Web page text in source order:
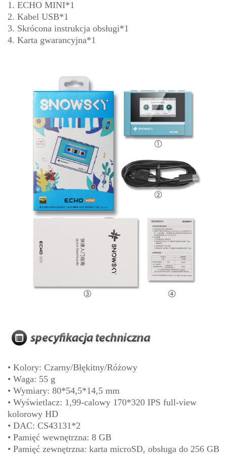
1. ECHO MINI*1
2. Kabel USB*1
3. Skrócona instrukcja obsługi*1
4. Karta gwarancyjna*1
• Kolory: Czarny/Błękitny/Różowy
• Waga: 55 g
• Wymiary: 80*54,5*14,5 mm
• Wyświetlacz: 1,99-calowy 170*320 IPS full-view
kolorowy HD
• DAC: CS43131*2
• Pamięć wewnętrzna: 8 GB
• Pamięć zewnętrzna: karta microSD, obsługa do 256 GB